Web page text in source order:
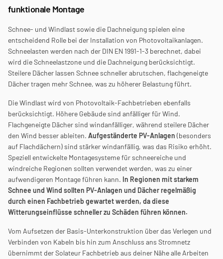
funktionale Montage
Schnee- und Windlast sowie die Dachneigung spielen eine
entscheidend Rolle bei der Installation von Photovoltaikanlagen.
Schneelasten werden nach der DIN EN 1991-1-3 berechnet, dabei
wird die Schneelastzone und die Dachneigung berücksichtigt.
Steilere Dächer lassen Schnee schneller abrutschen, flachgeneigte
Dächer tragen mehr Schnee, was zu höherer Belastung führt.
Die Windlast wird von Photovoltaik-Fachbetrieben ebenfalls
berücksichtigt. Höhere Gebäude sind anfälliger für Wind.
Flachgeneigte Dächer sind windanfälliger, während steilere Dächer
den Wind besser ableiten. Aufgeständerte PV-Anlagen (besonders
auf Flachdächern) sind stärker windanfällig, was das Risiko erhöht.
Speziell entwickelte Montagesysteme für schneereiche und
windreiche Regionen sollten verwendet werden, was zu einer
aufwendigeren Montage führen kann. In Regionen mit starkem
Schnee und Wind sollten PV-Anlagen und Dächer regelmäßig
durch einen Fachbetrieb gewartet werden, da diese
Witterungseinflüsse schneller zu Schäden führen können.
Vom Aufsetzen der Basis-Unterkonstruktion über das Verlegen und
Verbinden von Kabeln bis hin zum Anschluss ans Stromnetz
übernimmt der Solateur Fachbetrieb aus deiner Nähe alle Arbeiten